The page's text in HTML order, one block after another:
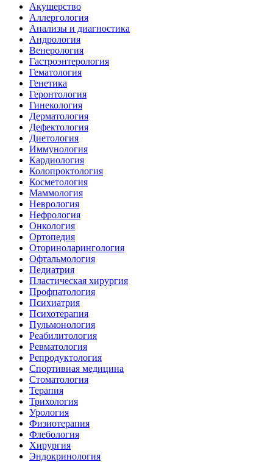
Акушерство
Аллергология
Анализы и диагностика
Андрология
Венерология
Гастроэнтерология
Гематология
Генетика
Геронтология
Гинекология
Дерматология
Дефектология
Диетология
Иммунология
Кардиология
Колопроктология
Косметология
Маммология
Неврология
Нефрология
Онкология
Ортопедия
Оториноларингология
Офтальмология
Педиатрия
Пластическая хирургия
Профпатология
Психиатрия
Психотерапия
Пульмонология
Реабилитология
Ревматология
Репродуктология
Спортивная медицина
Стоматология
Терапия
Трихология
Урология
Физиотерапия
Флебология
Хирургия
Эндокринология